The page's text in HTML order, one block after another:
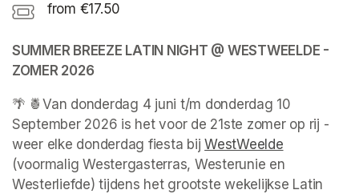
from €17.50
SUMMER BREEZE LATIN NIGHT @ WESTWEELDE -
ZOMER 2026
🌴 🍍Van donderdag 4 juni t/m donderdag 10
September 2026 is het voor de 21ste zomer op rij -
weer elke donderdag fiesta bij WestWeelde
(voormalig Westergasterras, Westerunie en
Westerliefde) tijdens het grootste wekelijkse Latin